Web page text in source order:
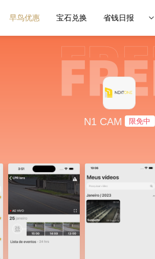
早鸟优惠 宝石兑换 省钱日报
N1 CAM 限免中